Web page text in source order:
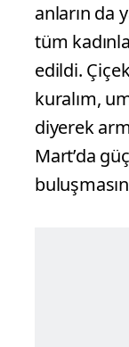
anların da
tüm
edildi.
kuralım,
diyerek
Mart’da